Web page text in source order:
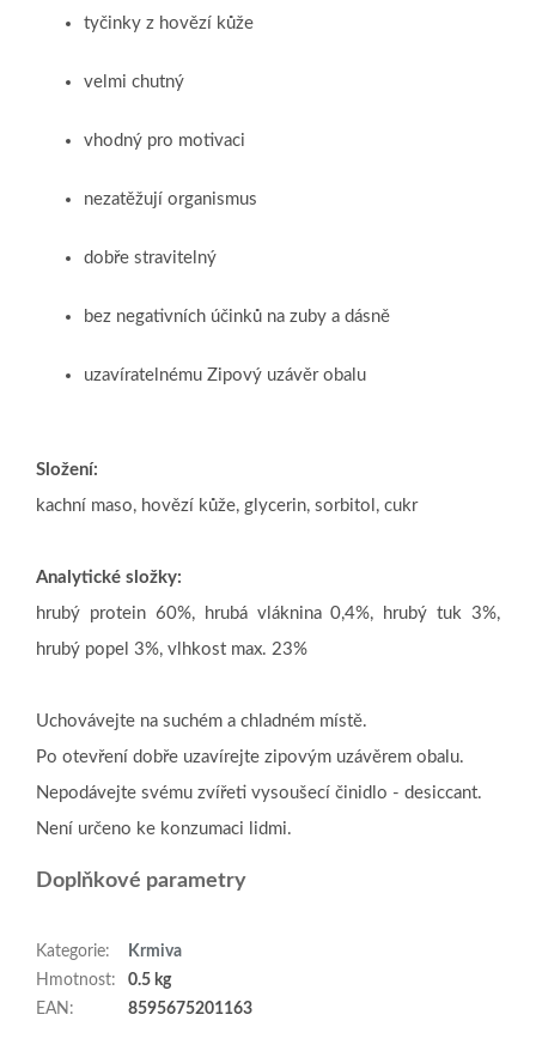
tyčinky z hovězí kůže
velmi chutný
vhodný pro motivaci
nezatěžují organismus
dobře stravitelný
bez negativních účinků na zuby a dásně
uzavíratelnému Zipový uzávěr obalu
Složení:
kachní maso, hovězí kůže, glycerin, sorbitol, cukr
Analytické složky:
hrubý protein 60%, hrubá vláknina 0,4%, hrubý tuk 3%,
hrubý popel 3%, vlhkost max. 23%
Uchovávejte na suchém a chladném místě.
Po otevření dobře uzavírejte zipovým uzávěrem obalu.
Nepodávejte svému zvířeti vysoušecí činidlo - desiccant.
Není určeno ke konzumaci lidmi.
Doplňkové parametry
Kategorie:
Krmiva
Hmotnost:
0.5 kg
EAN : 8595675201163